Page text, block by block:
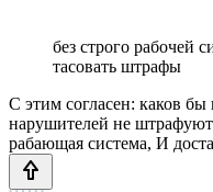
без строго рабочей
тасовать штрафы
С этим согласен: каков
нарушителей не
рабающая система, И